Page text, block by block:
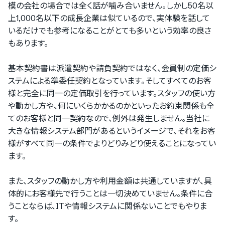
模の会社の場合では全く話が噛み合いません。しかし50名以
上1,000名以下の成長企業は似ているので、実体験を話して
いるだけでも参考になることがとても多いという効率の良さ
もあります。
基本契約書は派遣契約や請負契約ではなく、会員制の定価シ
ステムによる準委任契約となっています。そしてすべてのお客
様と完全に同一の定価取引を行っています。スタッフの使い方
や動かし方や、何にいくらかかるのかといったお約束関係も全
てのお客様と同一契約なので、例外は発生しません。当社に
大きな情報システム部門があるというイメージで、それをお客
様がすべて同一の条件でよりどりみどり使えることになってい
ます。
また、スタッフの動かし方や利用金額は共通していますが、具
体的にお客様先で行うことは一切決めていません。条件に合
うことならば、ITや情報システムに関係ないことでもやりま
す。